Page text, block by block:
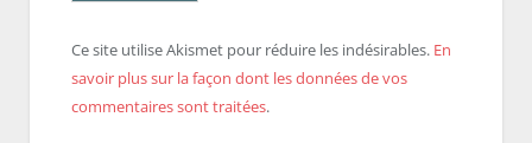
Ce site utilise Akismet pour réduire les indésirables. En
savoir plus sur la façon dont les données de vos
commentaires sont traitées.